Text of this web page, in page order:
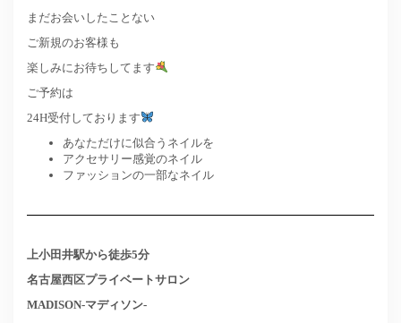
まだお会いしたことない
ご新規のお客様も
楽しみにお待ちしてます
ご予約は
24H受付しております
あなただけに似合うネイルを
アクセサリー感覚のネイル
ファッションの一部なネイル
上小田井駅から徒歩5分
名古屋西区プライベートサロン
MADISON-マディソン-